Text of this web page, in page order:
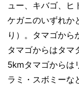
ュー、キバゴ、ヒ
ケガニのいずれか
り）。タマゴから
タマゴからはタマ
5kmタマゴからは
ラミ・スボミーな